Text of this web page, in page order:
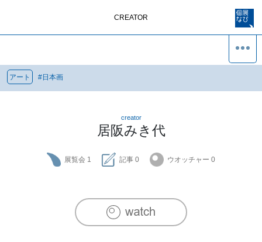
CREATOR
アート #日本画
creator
居阪みき代
展覧会 1 記事 0 ウオッチャー 0